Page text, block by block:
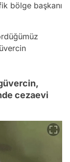
bölge başkanı
cezaevi